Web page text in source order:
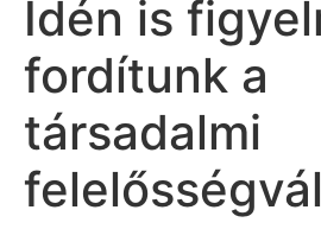
Idén is
fordítunk a
társadalmi